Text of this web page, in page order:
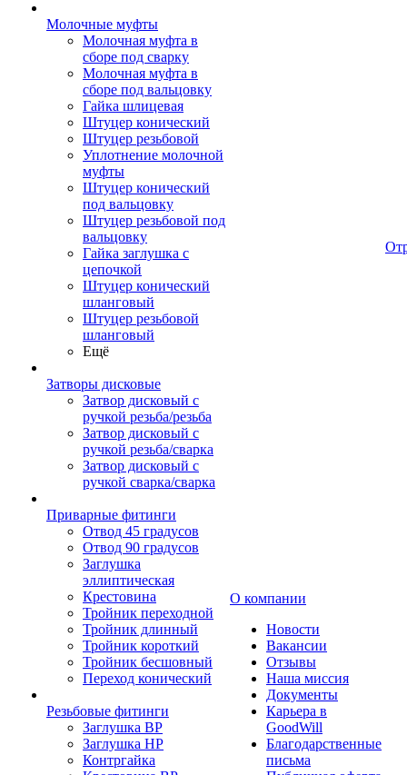
Молочные муфты
Молочная муфта в
сборе под сварку
Молочная муфта в
сборе под вальцовку
Гайка шлицевая
Штуцер конический
Штуцер резьбовой
Уплотнение молочной
муфты
Штуцер конический
под вальцовку
Штуцер резьбовой под
вальцовку
Гайка заглушка с
цепочкой
Штуцер конический
шланговый
Штуцер резьбовой
шланговый
Ещё
Затворы дисковые
Затвор дисковый с
ручкой резьба/резьба
Затвор дисковый с
ручкой резьба/сварка
Затвор дисковый с
ручкой сварка/сварка
Приварные фитинги
Отвод 45 градусов
Отвод 90 градусов
Заглушка
эллиптическая
Крестовина
Тройник переходной
Тройник длинный
Тройник короткий
Тройник бесшовный
Переход конический
Резьбовые фитинги
Заглушка ВР
Заглушка НР
Контргайка
О компании
Новости
Вакансии
Отзывы
Наша миссия
Документы
Карьера в
GoodWill
Благодарственные
письма